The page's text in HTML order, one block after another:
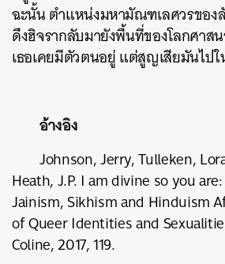
ฉะนั้น ตำแหน่งมหามัณฑเลศวรของ
ดึงฮิจรากลับมายังพื้นที่ของโลกศาส
เธอเคยมีตัวตนอยู่ แต่สูญเสียมันไป
อ้างอิง
Johnson, Jerry, Tulleken,
Heath, J.P. I am divine so you
Jainism, Sikhism and Hinduism
of Queer Identities and
Coline, 2017, 119.